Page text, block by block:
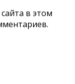
в этом